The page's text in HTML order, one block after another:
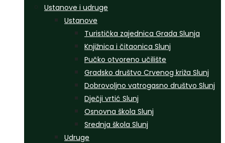
Ustanove i udruge
Ustanove
Turistička zajednica Grada Slunja
Knjižnica i čitaonica Slunj
Pučko otvoreno učilište
Gradsko društvo Crvenog križa Slunj
Dobrovoljno vatrogasno društvo Slunj
Dječji vrtić Slunj
Osnovna škola Slunj
Srednja škola Slunj
Udruge